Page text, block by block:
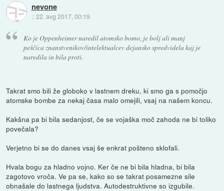
nevone
::22. avg 2017, 00:19
Ko je Oppenheimer naredil atomsko bomo, je bolj ali manj
peščica znanstvenikov/intelektualcev dejansko spredvidela kaj je
naredila in bila proti.
Takrat smo bili že globoko v lastnem dreku, ki smo ga s pomočjo
atomske bombe za nekaj časa malo omejili, vsaj na našem koncu.
Kakšna pa bi bila sedanjost, če se vojaška moč zahoda ne bi toliko
povečala?
Verjetno bi se do danes vsaj še enkrat pošteno sklofali.
Hvala bogu za hladno vojno. Ker če ne bi bila hladna, bi bila
zagotovo vroča. Ve pa se, kako so se takrat posamezne sile
obnašale do lastnega ljudstva. Autodestruktivne so izgubile.